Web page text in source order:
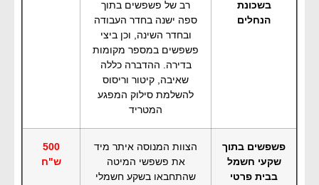
בשכונת
הנחלים
רב של פשפשים בתוך
ספה ישנה בחדר העבודה
ובחדר השינה, וכן ביצי
פשפשים במספר מקומות
בדירה. ההדברה כללה
שאיבה, קיטור וריסוס
להשלמת סילוק המפגע
המטריד
פשפשים בתוך
שקעי חשמל
בבית פרטי
הצוות המנוסה איתר מיד
את פשפשי המיטה
שהתחבאו בשקע חשמלי
500
ש"ח